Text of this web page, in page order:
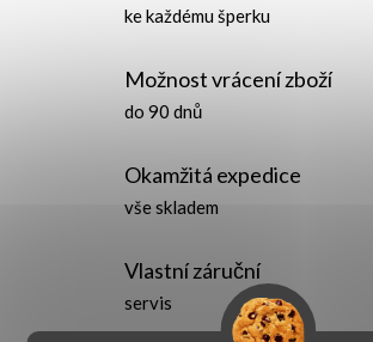
ke každému šperku
Možnost vrácení zboží
do 90 dnů
Okamžitá expedice
vše skladem
Vlastní záruční
servis